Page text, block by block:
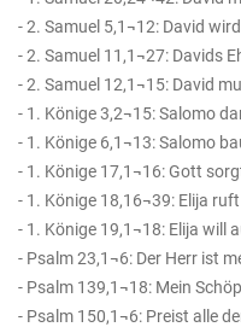
- 2. Samuel 5,1¬12: David
- 2. Samuel 11,1¬27: Davids
- 2. Samuel 12,1¬15: David
- 1. Könige 3,2¬15: Salomo
- 1. Könige 6,1¬13: Salomo
- 1. Könige 17,1¬16: Gott
- 1. Könige 18,16¬39: Elija
- 1. Könige 19,1¬18: Elija will
- Psalm 23,1¬6: Der Herr ist
- Psalm 139,1¬18: Mein
- Psalm 150,1¬6: Preist alle